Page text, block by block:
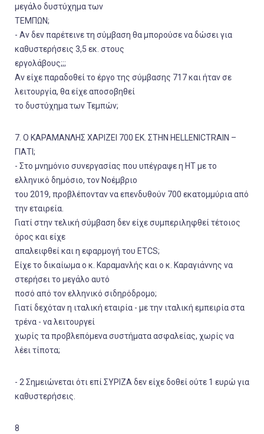
μεγάλο δυστύχημα των
ΤΕΜΠΩΝ;
- Αν δεν παρέτεινε τη σύμβαση θα μπορούσε να δώσει για
καθυστερήσεις 3,5 εκ. στους
εργολάβους;;;
Αν είχε παραδοθεί το έργο της σύμβασης 717 και ήταν σε
λειτουργία, θα είχε αποσοβηθεί
το δυστύχημα των Τεμπών;
7. Ο ΚΑΡΑΜΑΝΛΗΣ ΧΑΡΙΖΕΙ 700 ΕΚ. ΣΤΗΝ HELLENICTRAIN –
ΓΙΑΤΙ;
- Στο μνημόνιο συνεργασίας που υπέγραψε η ΗΤ με το
ελληνικό δημόσιο, τον Νοέμβριο
του 2019, προβλέπονταν να επενδυθούν 700 εκατομμύρια από
την εταιρεία.
Γιατί στην τελική σύμβαση δεν είχε συμπεριληφθεί τέτοιος
όρος και είχε
απαλειφθεί και η εφαρμογή του ETCS;
Είχε το δικαίωμα ο κ. Καραμανλής και ο κ. Καραγιάννης να
στερήσει το μεγάλο αυτό
ποσό από τον ελληνικό σιδηρόδρομο;
Γιατί δεχόταν η ιταλική εταιρία - με την ιταλική εμπειρία στα
τρένα - να λειτουργεί
χωρίς τα προβλεπόμενα συστήματα ασφαλείας, χωρίς να
λέει τίποτα;
- 2 Σημειώνεται ότι επί ΣΥΡΙΖΑ δεν είχε δοθεί ούτε 1 ευρώ για
καθυστερήσεις.
8